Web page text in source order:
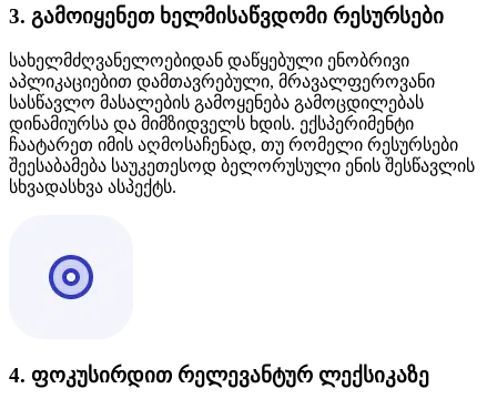
3. გამოიყენეთ ხელმისაწვდომი რესურსები
სახელმძღვანელოებიდან დაწყებული ენობრივი
აპლიკაციებით დამთავრებული, მრავალფეროვანი
სასწავლო მასალების გამოყენება გამოცდილებას
დინამიურსა და მიმზიდველს ხდის. ექსპერიმენტი
ჩაატარეთ იმის აღმოსაჩენად, თუ რომელი რესურსები
შეესაბამება საუკეთესოდ ბელორუსული ენის შესწავლის
სხვადასხვა ასპექტს.
4. ფოკუსირდით რელევანტურ ლექსიკაზე